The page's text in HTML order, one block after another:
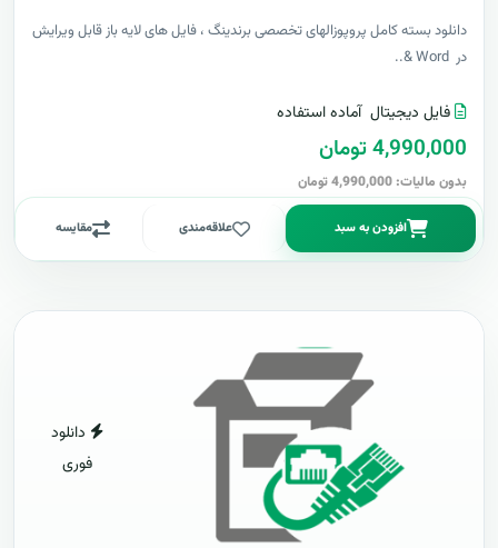
دانلود بسته کامل پروپوزالهای تخصصی برندینگ ، فایل های لایه باز قابل ویرایش
در Word &..
فایل دیجیتال آماده استفاده
4,990,000 تومان
بدون مالیات: 4,990,000 تومان
افزودن به سبد علاقه‌مندی مقایسه
دانلود
فوری